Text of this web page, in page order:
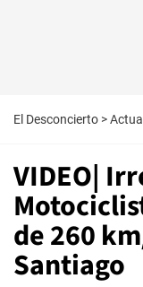
El Desconcierto >
VIDEO|
de 260
Santiago